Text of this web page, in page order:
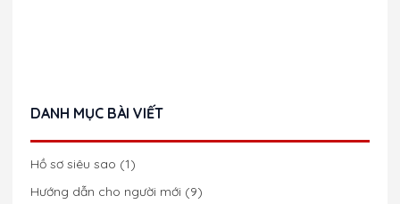
DANH MỤC BÀI VIẾT
Hồ sơ siêu sao (1)
Hướng dẫn cho người mới (9)